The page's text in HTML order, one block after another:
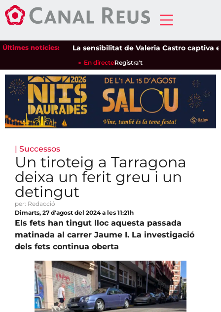
Últimes notícies:La sensibilitat de Valeria Castro captiva el
En directeRegistra't
| Successos
Un tiroteig a Tarragona
deixa un ferit greu i un
detingut
per: Redacció
Dimarts, 27 d'agost del 2024 a les 11:21h
Els fets han tingut lloc aquesta passada
matinada al carrer Jaume I. La investigació
dels fets continua oberta